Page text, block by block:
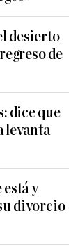
desierto
de
dice que
levanta
y
divorcio